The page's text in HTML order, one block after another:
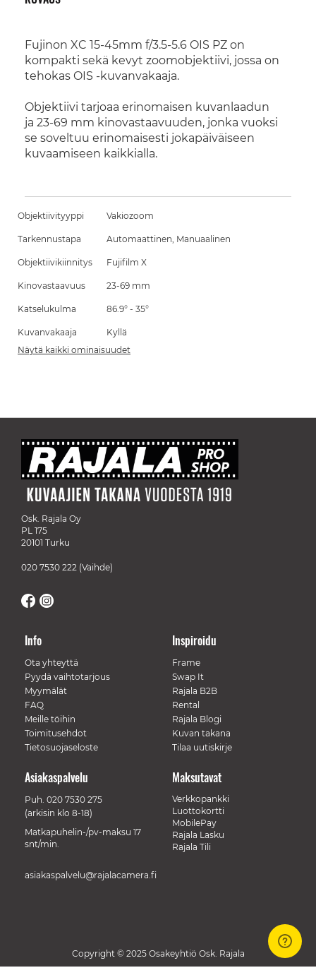
Fujinon XC 15-45mm f/3.5-5.6 OIS PZ on
kompakti sekä kevyt zoomobjektiivi, jossa on
tehokas OIS -kuvanvakaaja.
Objektiivi tarjoaa erinomaisen kuvanlaadun
ja 23-69 mm kinovastaavuuden, jonka vuoksi
se soveltuu erinomaisesti jokapäiväiseen
kuvaamiseen kaikkialla.
Objektiivityyppi Vakiozoom
Tarkennustapa Automaattinen, Manuaalinen
Objektiivikiinnitys Fujifilm X
Kinovastaavuus 23-69 mm
Katselukulma 86.9° - 35°
Kuvanvakaaja
Kyllä
Näytä kaikki ominaisuudet
Osk. Rajala Oy
PL 175
20101 Turku
020 7530 222 (Vaihde)
Info
Ota yhteyttä
Pyydä vaihtotarjous
Myymälät
FAQ
Meille töihin
Toimitusehdot
Tietosuojaseloste
Inspiroidu
Frame
Swap It
Rajala B2B
Rental
Rajala Blogi
Kuvan takana
Tilaa uutiskirje
Maksutavat
Verkkopankki
Luottokortti
MobilePay
Rajala Lasku
Rajala Tili
Asiakaspalvelu
Puh. 020 7530 275
(arkisin klo 8-18)
Matkapuhelin-/pv-maksu 17
snt/min.
asiakaspalvelu@rajalacamera.fi
Copyright © 2025 Osakeyhtiö Osk. Rajala